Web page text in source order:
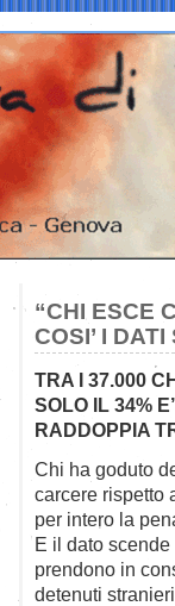
“CHI ESCE
COSI’ I
TRA I 37.000
SOLO IL 34%
RADDOPPIA
Chi ha goduto
carcere rispetto
per intero la
E il dato
prendono in
detenuti